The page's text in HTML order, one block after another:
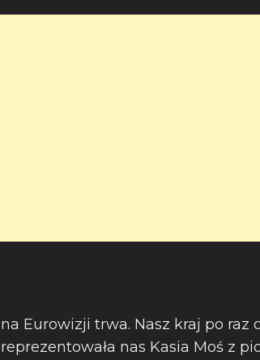
na Eurowizji trwa. Nasz kraj po
nas Kasia Moś z